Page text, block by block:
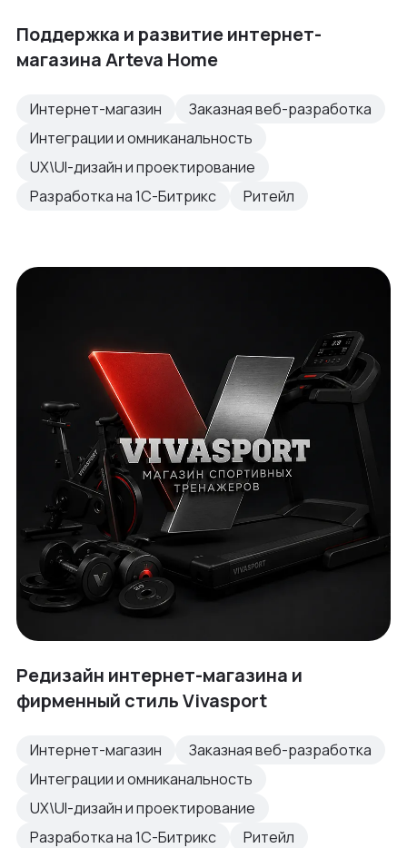
Поддержка и развитие интернет-
магазина Arteva Home
Интернет-магазин
Заказная веб-разработка
Интеграции и омниканальность
UX\UI-дизайн и проектирование
Разработка на 1С-Битрикс
Ритейл
Редизайн интернет-магазина и
фирменный стиль Vivasport
Интернет-магазин
Заказная веб-разработка
Интеграции и омниканальность
UX\UI-дизайн и проектирование
Разработка на 1С-Битрикс
Ритейл